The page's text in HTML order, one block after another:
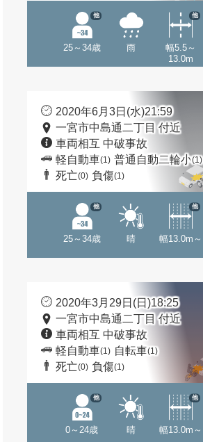
25～34歳
他
雨
幅5.5～
13.0m
他
2020年6月3日(水)21:59
一宮市中島通二丁目 付近
車両相互 中破事故
軽自動車(1) 普通自動二輪小(1)
死亡(0) 負傷(1)
25～34歳
他
晴 幅13.0m～
他
2020年3月29日(日)18:25
一宮市中島通二丁目 付近
車両相互 中破事故
軽自動車(1) 自転車(1)
死亡(0) 負傷(1)
0～24歳
他
晴 幅13.0m～
他